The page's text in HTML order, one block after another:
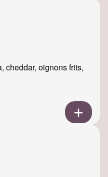
cheddar, oignons frits,